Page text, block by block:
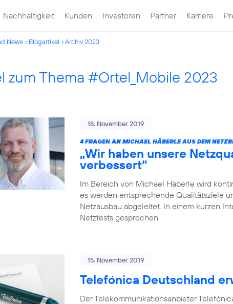
Nachhaltigkeit Kunden Investoren Partner Karriere
News Blogartikel Archiv 2023
zum Thema #Ortel_Mobile 2023
18. November 2019
4 FRAGEN AN MICHAEL HÄBERLE AUS DEM
„Wir haben unsere
verbessert“
Im Bereich von Michael Häberle wird
es werden entsprechende Qualitätsziele
Netzausbau abgeleitet. In einem kurzen
Netztests gesprochen.
15. November 2019
Telefónica Deutschland
Der Telekommunikationsanbieter